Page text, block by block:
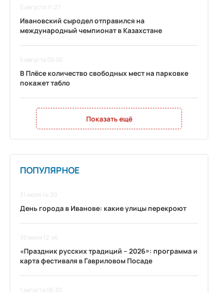
5 августа 11:27
Ивановский сыродел отправился на
международный чемпионат в Казахстане
5 августа 09:00
В Плёсе количество свободных мест на парковке
покажет табло
Показать ещё
ПОПУЛЯРНОЕ
31 июля 14:30
День города в Иванове: какие улицы перекроют
30 июля 12:46
«Праздник русских традиций – 2026»: программа и
карта фестиваля в Гавриловом Посаде
1 августа 08:30